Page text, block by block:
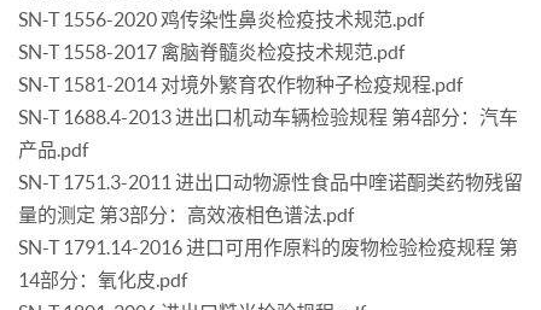
SN-T 1556-2020 鸡传染性鼻炎检疫技术规范.pdf
SN-T 1558-2017 禽脑脊髓炎检疫技术规范.pdf
SN-T 1581-2014 对境外繁育农作物种子检疫规程.pdf
SN-T 1688.4-2013 进出口机动车辆检验规程 第4部分：汽车
产品.pdf
SN-T 1751.3-2011 进出口动物源性食品中喹诺酮类药物残留
量的测定 第3部分：高效液相色谱法.pdf
SN-T 1791.14-2016 进口可用作原料的废物检验检疫规程 第
14部分：氧化皮.pdf